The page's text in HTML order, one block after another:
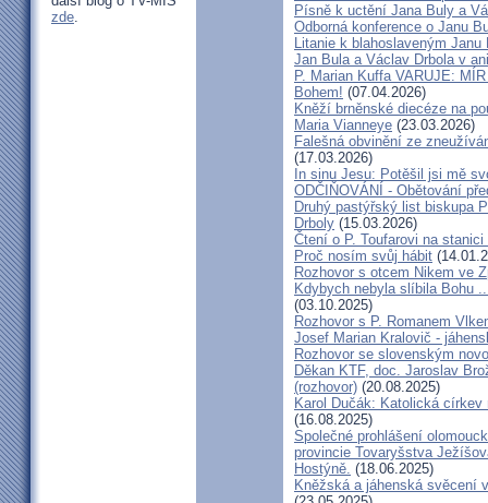
zde.
Písně k uctění Jana Buly a
Odborná konference o Janu
Litanie k blahoslaveným
Jan Bula a Václav Drbola v
P. Marian Kuffa VARUJE:
Bohem! (07.04.2026)
Kněží brněnské diecéze na
Maria Vianneye (23.03.2026)
Falešná obvinění ze
(17.03.2026)
In sinu Jesu: Potěšil jsi mě
ODČIŇOVÁNÍ - Obětování
Druhý pastýřský list biskupa
Drboly (15.03.2026)
Čtení o P. Toufarovi na stanici
Proč nosím svůj hábit
Rozhovor s otcem Nikem ve
Kdybych nebyla slíbila Bohu
(03.10.2025)
Rozhovor s P. Romanem
Josef Marian Kralovič -
Rozhovor se slovenským
Děkan KTF, doc. Jaroslav
(rozhovor) (20.08.2025)
Karol Dučák: Katolická
(16.08.2025)
Společné prohlášení
provincie Tovaryšstva
Hostýně. (18.06.2025)
Kněžská a jáhenská svěcení